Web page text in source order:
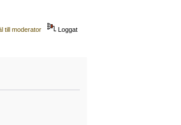
till moderator Loggat